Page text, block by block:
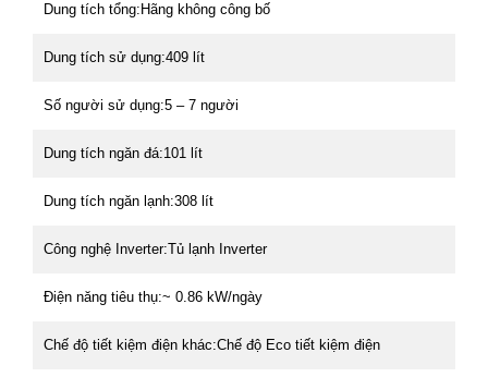
Dung tích tổng:Hãng không công bố
Dung tích sử dụng:409 lít
Số người sử dụng:5 – 7 người
Dung tích ngăn đá:101 lít
Dung tích ngăn lạnh:308 lít
Công nghệ Inverter:Tủ lạnh Inverter
Điện năng tiêu thụ:~ 0.86 kW/ngày
Chế độ tiết kiệm điện khác:Chế độ Eco tiết kiệm điện